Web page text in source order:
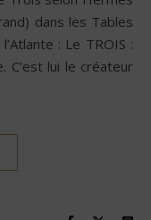
dans les Tables
: Le TROIS :
C’est lui le créateur